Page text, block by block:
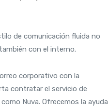
de comunicación fluida no
con el interno.
corporativo con la
contratar el servicio de
Nuva. Ofrecemos la ayuda